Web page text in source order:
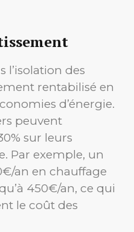
l’isolation des
rentabilisé en
d’énergie.
peuvent
sur leurs
Par exemple, un
an en chauffage
450€/an, ce qui
le coût des